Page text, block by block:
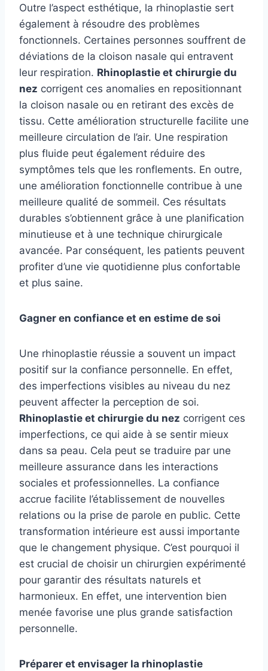
Outre l’aspect esthétique, la rhinoplastie sert
également à résoudre des problèmes
fonctionnels. Certaines personnes souffrent de
déviations de la cloison nasale qui entravent
leur respiration. Rhinoplastie et chirurgie du
nez corrigent ces anomalies en repositionnant
la cloison nasale ou en retirant des excès de
tissu. Cette amélioration structurelle facilite une
meilleure circulation de l’air. Une respiration
plus fluide peut également réduire des
symptômes tels que les ronflements. En outre,
une amélioration fonctionnelle contribue à une
meilleure qualité de sommeil. Ces résultats
durables s’obtiennent grâce à une planification
minutieuse et à une technique chirurgicale
avancée. Par conséquent, les patients peuvent
profiter d’une vie quotidienne plus confortable
et plus saine.
Gagner en confiance et en estime de soi
Une rhinoplastie réussie a souvent un impact
positif sur la confiance personnelle. En effet,
des imperfections visibles au niveau du nez
peuvent affecter la perception de soi.
Rhinoplastie et chirurgie du nez corrigent ces
imperfections, ce qui aide à se sentir mieux
dans sa peau. Cela peut se traduire par une
meilleure assurance dans les interactions
sociales et professionnelles. La confiance
accrue facilite l’établissement de nouvelles
relations ou la prise de parole en public. Cette
transformation intérieure est aussi importante
que le changement physique. C’est pourquoi il
est crucial de choisir un chirurgien expérimenté
pour garantir des résultats naturels et
harmonieux. En effet, une intervention bien
menée favorise une plus grande satisfaction
personnelle.
Préparer et envisager la rhinoplastie